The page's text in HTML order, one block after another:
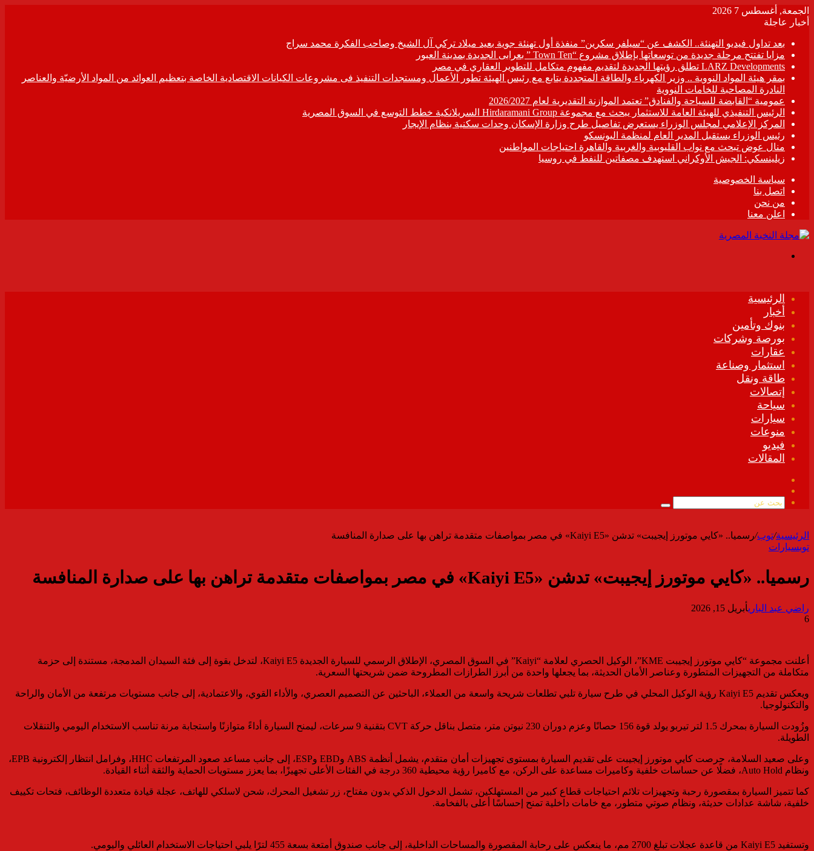
الجمعة, أغسطس 7 2026
أخبار عاجلة
بعد تداول فيديو التهنئة.. الكشف عن “سيلفر سكرين” منفذة أول تهنئة جوية بعيد ميلاد تركي آل الشيخ وصاحب الفكرة محمد سراج
مزايا تفتتح مرحلة جديدة من توسعاتها بإطلاق مشروع “Town Ten ” بعرابى الجديدة بمدينة العبور
LARZ Developments تطلق رؤيتها الجديدة لتقديم مفهوم متكامل للتطوير العقاري في مصر
بمقر هيئة المواد النووية .. وزير الكهرباء والطاقة المتجددة يتابع مع رئيس الهيئة تطور الأعمال ومستجدات التنفيذ فى مشروعات الكيانات الاقتصادية الخاصة بتعظيم العوائد من المواد الأرضيّة والعناصر
النادرة المصاحبة للخامات النووية
عمومية “القابضة للسياحة والفنادق” تعتمد الموازنة التقديرية لعام 2026/2027
الرئيس التنفيذي للهيئة العامة للاستثمار يبحث مع مجموعة Hirdaramani Group السريلانكية خطط التوسع في السوق المصرية
المركز الإعلامي لمجلس الوزراء يستعرض تفاصيل طرح وزارة الإسكان وحدات سكنية بنظام الإيجار
رئيس الوزراء يستقبل المدير العام لمنظمة اليونسكو
منال عوض تبحث مع نواب القليوبية والغربية والقاهرة احتياجات المواطنين
زيلينسكي: الجيش الأوكراني استهدف مصفاتين للنفط في روسيا
سياسة الخصوصية
اتصل بنا
من نحن
اعلن معنا
الرئيسية
أخبار
بنوك وتأمين
بورصة وشركات
عقارات
استثمار وصناعة
طاقة ونقل
إتصالات
سياحة
سيارات
منوعات
فيديو
المقالات
الموقع
بحث
الرئيسية/توب/رسميا.. «كايي موتورز إيجيبت» تدشن «Kaiyi E5» في مصر بمواصفات متقدمة تراهن بها على صدارة المنافسة
توبسيارات
رسميا.. «كايي موتورز إيجيبت» تدشن «Kaiyi E5» في مصر بمواصفات متقدمة تراهن بها على صدارة المنافسة
راضي عبد الباريأبريل 15, 2026
6
أعلنت مجموعة “كايي موتورز إيجيبت KME”، الوكيل الحصري لعلامة “Kaiyi” في السوق المصري، الإطلاق الرسمي للسيارة الجديدة Kaiyi E5، لتدخل بقوة إلى فئة السيدان المدمجة، مستندة إلى حزمة
متكاملة من التجهيزات المتطورة وعناصر الأمان الحديثة، بما يجعلها واحدة من أبرز الطرازات المطروحة ضمن شريحتها السعرية.
ويعكس تقديم Kaiyi E5 رؤية الوكيل المحلي في طرح سيارة تلبي تطلعات شريحة واسعة من العملاء، الباحثين عن التصميم العصري، والأداء القوي، والاعتمادية، إلى جانب مستويات مرتفعة من الأمان والراحة
والتكنولوجيا.
وزُودت السيارة بمحرك 1.5 لتر تيربو يولد قوة 156 حصانًا وعزم دوران 230 نيوتن متر، متصل بناقل حركة CVT بتقنية 9 سرعات، ليمنح السيارة أداءً متوازنًا واستجابة مرنة تناسب الاستخدام اليومي والتنقلات
الطويلة.
وعلى صعيد السلامة، حرصت كايي موتورز إيجيبت على تقديم السيارة بمستوى تجهيزات أمان متقدم، يشمل أنظمة ABS وEBD وESP، إلى جانب مساعد صعود المرتفعات HHC، وفرامل انتظار إلكترونية EPB،
ونظام Auto Hold، فضلًا عن حساسات خلفية وكاميرات مساعدة على الركن، مع كاميرا رؤية محيطية 360 درجة في الفئات الأعلى تجهيزًا، بما يعزز مستويات الحماية والثقة أثناء القيادة.
كما تتميز السيارة بمقصورة رحبة وتجهيزات تلائم احتياجات قطاع كبير من المستهلكين، تشمل الدخول الذكي بدون مفتاح، زر تشغيل المحرك، شحن لاسلكي للهاتف، عجلة قيادة متعددة الوظائف، فتحات تكييف
خلفية، شاشة عدادات حديثة، ونظام صوتي متطور، مع خامات داخلية تمنح إحساسًا أعلى بالفخامة.
وتستفيد Kaiyi E5 من قاعدة عجلات تبلغ 2700 مم، ما ينعكس على رحابة المقصورة والمساحات الداخلية، إلى جانب صندوق أمتعة بسعة 455 لترًا يلبي احتياجات الاستخدام العائلي واليومي.